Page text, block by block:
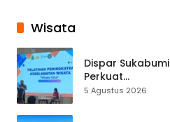
Wisata
Dispar Sukabumi
Perkuat
Keselamatan
5 Agustus 2026